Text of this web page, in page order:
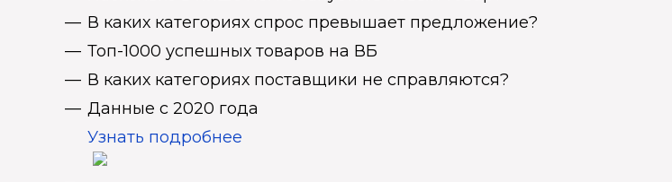
В каких категориях спрос превышает предложение?
Топ-1000 успешных товаров на ВБ
В каких категориях поставщики не справляются?
Данные с 2020 года
Узнать подробнее